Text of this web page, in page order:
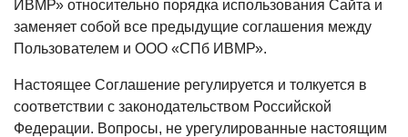
ИВМР» относительно порядка использования Сайта и
заменяет собой все предыдущие соглашения между
Пользователем и ООО «СПб ИВМР».
Настоящее Соглашение регулируется и толкуется в
соответствии с законодательством Российской
Федерации. Вопросы, не урегулированные настоящим